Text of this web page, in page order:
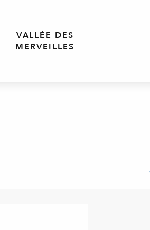
VALLÉE DES
MERVEILLES